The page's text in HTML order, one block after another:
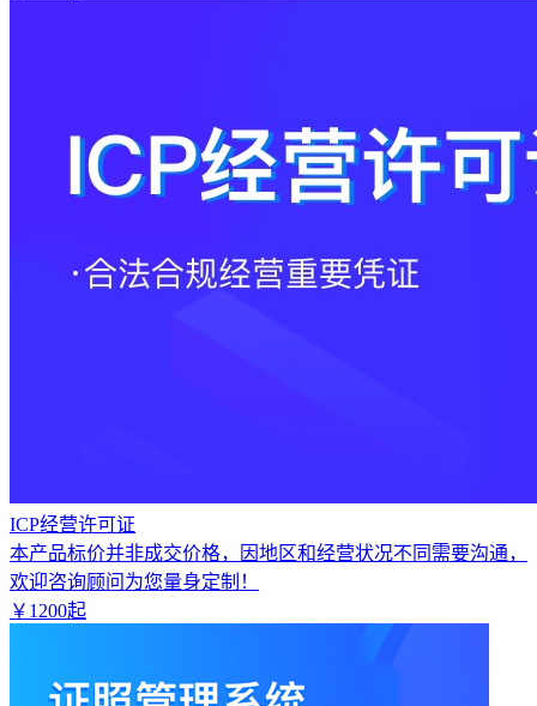
ICP经营许可证
本产品标价并非成交价格，因地区和经营状况不同需要沟通，
欢迎咨询顾问为您量身定制！
￥ 1200起